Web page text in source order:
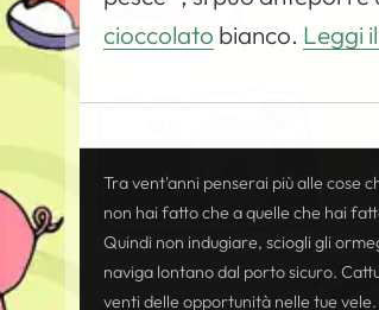
cioccolato bianco. Leggi
Tra vent'anni penserai più alle cose
non hai fatto che a quelle che hai
Quindi non indugiare, sciogli gli
naviga lontano dal porto sicuro.
venti delle opportunità nelle tue vele.